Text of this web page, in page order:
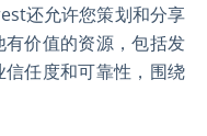
还允许您策划和分享
价值的资源，包括发
任度和可靠性，围绕